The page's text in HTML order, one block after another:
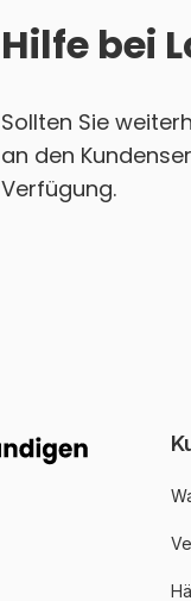
Hilfe bei
Sollten Sie
an den
Verfügung.